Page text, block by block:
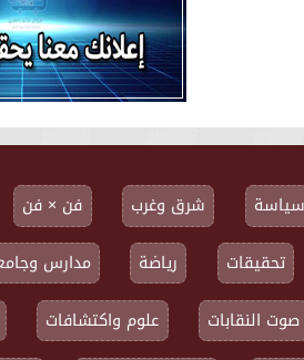
شرق وغرب فن × فن
تحقيقات رياضة مدارس
صوت النقابات علوم واكتشافات